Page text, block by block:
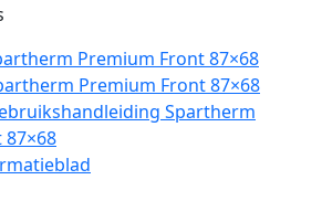
Premium Front 87×68
Premium Front 87×68
Spartherm